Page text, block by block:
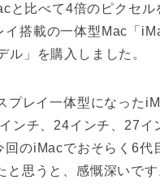
と比べて4倍のピクセル
イ搭載の一体型Mac「
ル」を購入しました。
プレイ一体型になった
ンチ、24インチ、27イ
のiMacでおそらく6代
と思うと、感慨深いで